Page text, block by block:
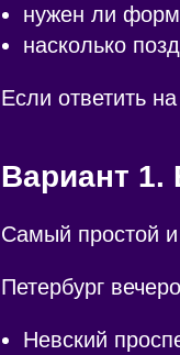
нужен ли
насколько
Если ответить
Вариант 1.
Самый простой
Петербург
Невский